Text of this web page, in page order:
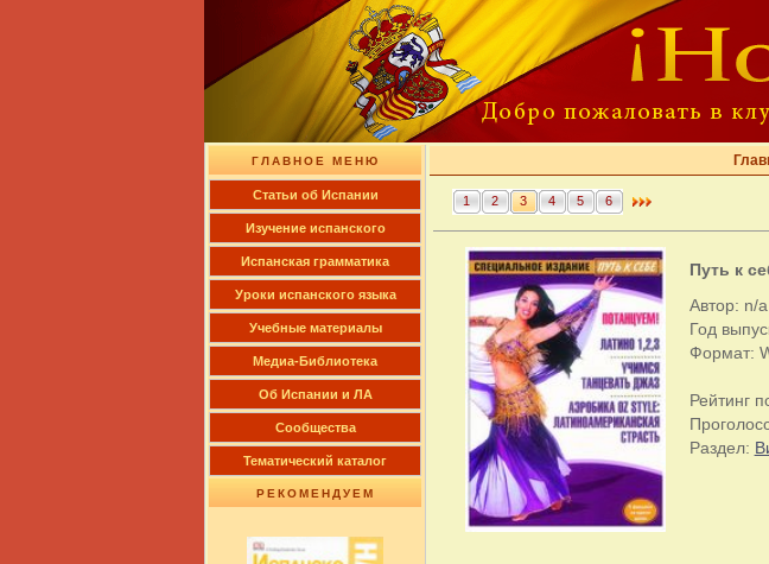
ГЛАВНОЕ МЕНЮ
Cтатьи об Испании
Изучение испанского
Испанская грамматика
Уроки испанского языка
Учебные материалы
Медиа-Библиотека
Об Испании и ЛА
Сообщества
Тематический каталог
РЕКОМЕНДУЕМ
1 2 3 4 5 6
Путь к
Автор: n/a
Год
Формат:
Рейтинг
Раздел: